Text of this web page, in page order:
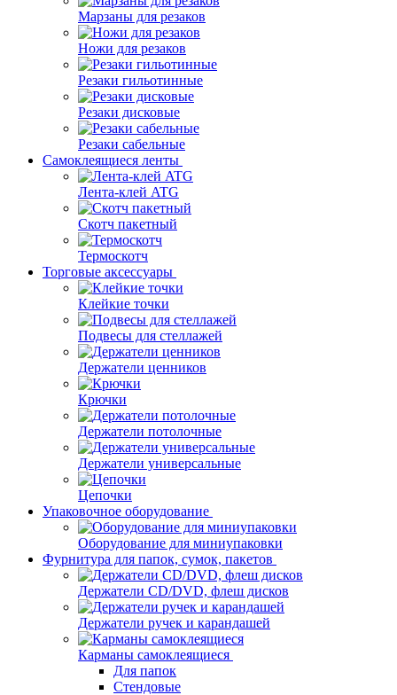
Марзаны для резаков
Ножи для резаков
Резаки гильотинные
Резаки дисковые
Резаки сабельные
Самоклеящиеся ленты
Лента-клей ATG
Скотч пакетный
Термоскотч
Торговые аксессуары
Клейкие точки
Подвесы для стеллажей
Держатели ценников
Крючки
Держатели потолочные
Держатели универсальные
Цепочки
Упаковочное оборудование
Оборудование для миниупаковки
Фурнитура для папок, сумок, пакетов
Держатели CD/DVD, флеш дисков
Держатели ручек и карандашей
Карманы самоклеящиеся
Для папок
Стендовые